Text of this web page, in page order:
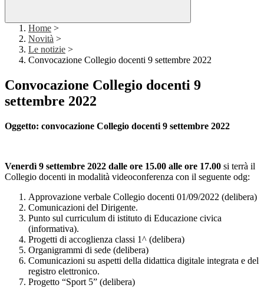
Home >
Novità >
Le notizie >
Convocazione Collegio docenti 9 settembre 2022
Convocazione Collegio docenti 9
settembre 2022
Oggetto: convocazione Collegio docenti 9 settembre 2022
Venerdì 9 settembre 2022 dalle ore 15.00 alle ore 17.00 si terrà il
Collegio docenti in modalità videoconferenza con il seguente odg:
Approvazione verbale Collegio docenti 01/09/2022 (delibera)
Comunicazioni del Dirigente.
Punto sul curriculum di istituto di Educazione civica
(informativa).
Progetti di accoglienza classi 1^ (delibera)
Organigrammi di sede (delibera)
Comunicazioni su aspetti della didattica digitale integrata e del
registro elettronico.
Progetto “Sport 5” (delibera)